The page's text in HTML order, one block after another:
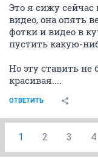
Это я сижу
видео, она опять
фотки и видео в
пустить какую-
Но эту ставить не
красивая....
ОТВЕТИТЬ
1 2 3 4